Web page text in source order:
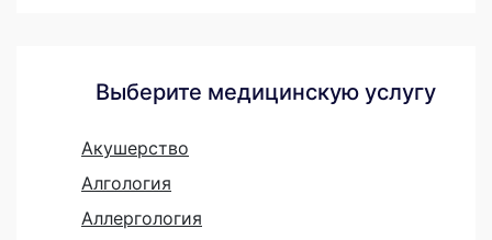
Выберите медицинскую услугу
Акушерство
Алгология
Аллергология